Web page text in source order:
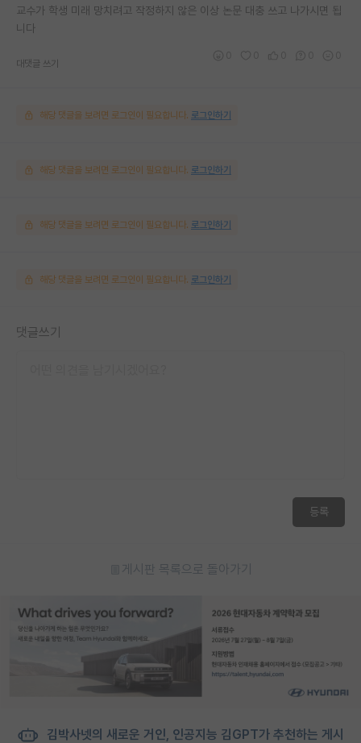
교수가 학생 미래 망치려고 작정하지 않은 이상 논문 대충 쓰고 나가시면 됩
니다
대댓글 쓰기
해당 댓글을 보려면 로그인이 필요합니다. 로그인하기
해당 댓글을 보려면 로그인이 필요합니다. 로그인하기
해당 댓글을 보려면 로그인이 필요합니다. 로그인하기
해당 댓글을 보려면 로그인이 필요합니다. 로그인하기
댓글쓰기
등록
게시판 목록으로 돌아가기
김박사넷의 새로운 거인, 인공지능 김GPT가 추천하는 게시